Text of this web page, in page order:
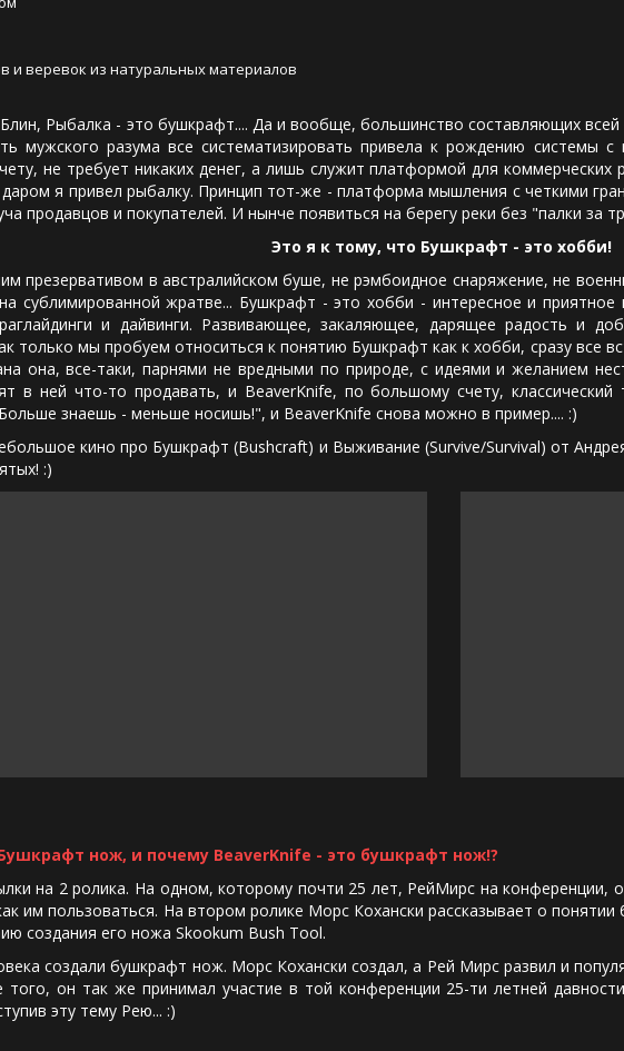
и веревок из натуральных материалов
Рыбалка - это бушкрафт.... Да и вообще, большинство составляющих
мужского разума все систематизировать привела к рождению
не требует никаких денег, а лишь служит платформой для
я привел рыбалку. Принцип тот-же - платформа мышления с четкими
продавцов и покупателей. И нынче появиться на берегу реки без "палки за
Это я к тому, что Бушкрафт - это хобби!
в австралийском буше, не рэмбоидное снаряжение, не
сублимированной жратве... Бушкрафт - это хобби - интересное и
и дайвинги. Развивающее, закаляющее, дарящее радость и
только мы пробуем относиться к понятию Бушкрафт как к хобби, сразу все
она, все-таки, парнями не вредными по природе, с идеями и желанием
в ней что-то продавать, и BeaverKnife, по большому счету,
знаешь - меньше носишь!", и BeaverKnife снова можно в пример.... :)
кино про Бушкрафт (Bushcraft) и Выживание (Survive/Survival) от
:)
нож, и почему BeaverKnife - это бушкрафт нож!?
на 2 ролика. На одном, которому почти 25 лет, РейМирс на конференции,
им пользоваться. На втором ролике Морс Кохански рассказывает о
создания его ножа Skookum Bush Tool.
создали бушкрафт нож. Морс Кохански создал, а Рей Мирс развил и
он так же принимал участие в той конференции 25-ти летней
эту тему Рею... :)